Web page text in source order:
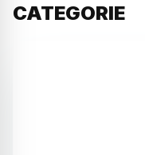
CATEGORIE